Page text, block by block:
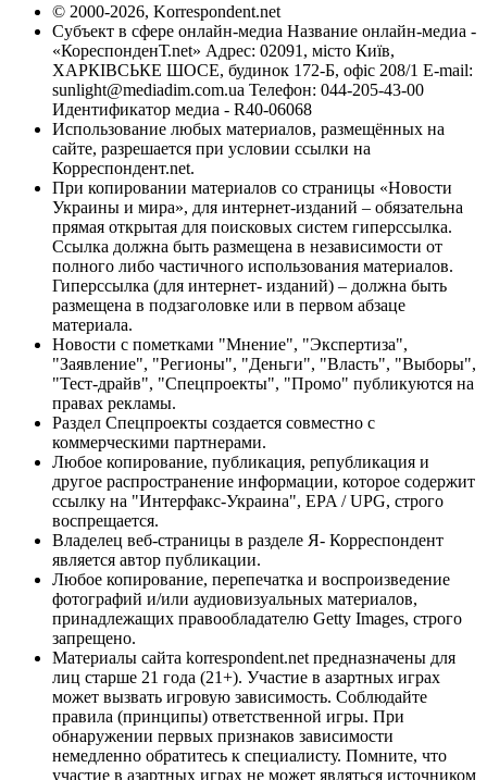
© 2000-2026, Korrespondent.net
Субъект в сфере онлайн-медиа Название онлайн-медиа -
«КореспонденТ.net» Адрес: 02091, місто Київ,
ХАРКІВСЬКЕ ШОСЕ, будинок 172-Б, офіс 208/1 E-mail:
sunlight@mediadim.com.ua Телефон: 044-205-43-00
Идентификатор медиа - R40-06068
Использование любых материалов, размещённых на
сайте, разрешается при условии ссылки на
Корреспондент.net.
При копировании материалов со страницы «Новости
Украины и мира», для интернет-изданий – обязательна
прямая открытая для поисковых систем гиперссылка.
Ссылка должна быть размещена в независимости от
полного либо частичного использования материалов.
Гиперссылка (для интернет- изданий) – должна быть
размещена в подзаголовке или в первом абзаце
материала.
Новости с пометками "Мнение", "Экспертиза",
"Заявление", "Регионы", "Деньги", "Власть", "Выборы",
"Тест-драйв", "Спецпроекты", "Промо" публикуются на
правах рекламы.
Раздел Спецпроекты создается совместно с
коммерческими партнерами.
Любое копирование, публикация, републикация и
другое распространение информации, которое содержит
ссылку на "Интерфакс-Украина", EPA / UPG, строго
воспрещается.
Владелец веб-страницы в разделе Я- Корреспондент
является автор публикации.
Любое копирование, перепечатка и воспроизведение
фотографий и/или аудиовизуальных материалов,
принадлежащих правообладателю Getty Images, строго
запрещено.
Материалы сайта korrespondent.net предназначены для
лиц старше 21 года (21+). Участие в азартных играх
может вызвать игровую зависимость. Соблюдайте
правила (принципы) ответственной игры. При
обнаружении первых признаков зависимости
немедленно обратитесь к специалисту. Помните, что
участие в азартных играх не может являться источником